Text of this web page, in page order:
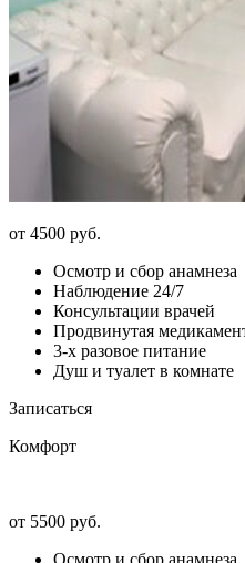
от 4500 руб.
Осмотр и сбор анамнеза
Наблюдение 24/7
Консультации врачей
Продвинутая
3-х разовое питание
Душ и туалет в комнате
Записаться
Комфорт
от 5500 руб.
Осмотр и сбор анамнеза